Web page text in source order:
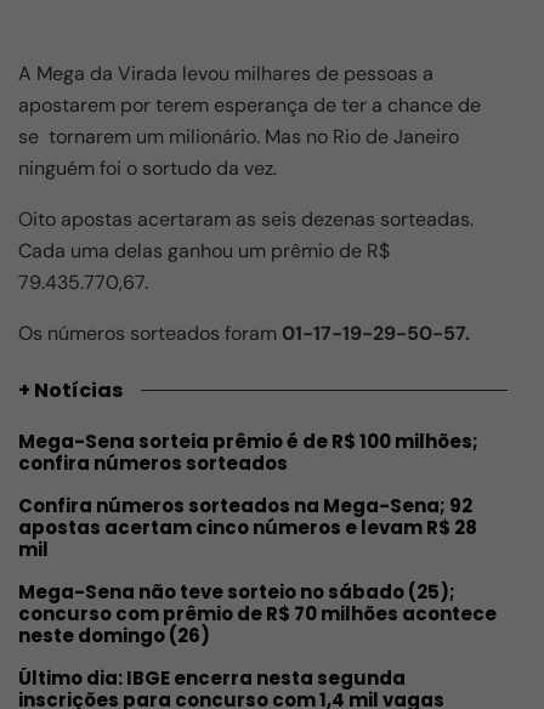
A Mega da Virada levou milhares de pessoas a
apostarem por terem esperança de ter a chance de
se tornarem um milionário. Mas no Rio de Janeiro
ninguém foi o sortudo da vez.
Oito apostas acertaram as seis dezenas sorteadas.
Cada uma delas ganhou um prêmio de R$
79.435.770,67.
Os números sorteados foram 01-17-19-29-50-57.
+ Notícias
Mega-Sena sorteia prêmio é de R$ 100 milhões;
confira números sorteados
Confira números sorteados na Mega-Sena; 92
apostas acertam cinco números e levam R$ 28
mil
Mega-Sena não teve sorteio no sábado (25);
concurso com prêmio de R$ 70 milhões acontece
neste domingo (26)
Último dia: IBGE encerra nesta segunda
inscrições para concurso com 1,4 mil vagas